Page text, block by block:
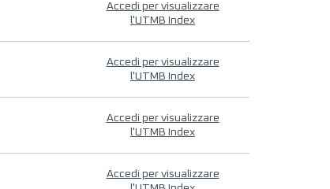
Accedi per visualizzare
l'UTMB Index
Accedi per visualizzare
l'UTMB Index
Accedi per visualizzare
l'UTMB Index
Accedi per visualizzare